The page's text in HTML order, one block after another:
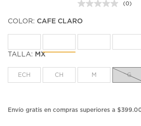
Sin
(0)
COLOR: CAFE CLARO
TALLA: MX
ECH CH M G
Envío gratis en compras superiores a